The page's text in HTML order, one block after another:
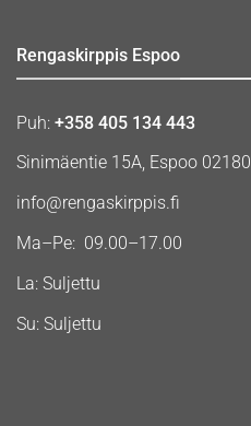
Rengaskirppis Espoo
Puh: +358 405 134 443
Sinimäentie 15A, Espoo 02180
info@rengaskirppis.fi
Ma–Pe: 09.00–17.00
La: Suljettu
Su: Suljettu